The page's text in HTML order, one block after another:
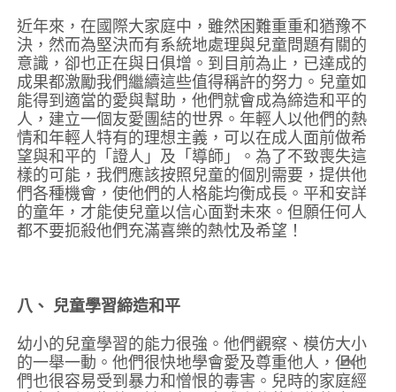
近年來，在國際大家庭中，雖然困難重重和猶豫不
決，然而為堅決而有系統地處理與兒童問題有關的
意識，卻也正在與日俱增。到目前為止，已達成的
成果都激勵我們繼續這些值得稱許的努力。兒童如
能得到適當的愛與幫助，他們就會成為締造和平的
人，建立一個友愛團結的世界。年輕人以他們的熱
情和年輕人特有的理想主義，可以在成人面前做希
望與和平的「證人」及「導師」。為了不致喪失這
樣的可能，我們應該按照兒童的個別需要，提供他
們各種機會，使他們的人格能均衡成長。平和安詳
的童年，才能使兒童以信心面對未來。但願任何人
都不要扼殺他們充滿喜樂的熱忱及希望！
八、 兒童學習締造和平
幼小的兒童學習的能力很強。他們觀察、模仿大小
的一舉一動。他們很快地學會愛及尊重他人，但他
們也很容易受到暴力和憎恨的毒害。兒時的家庭經